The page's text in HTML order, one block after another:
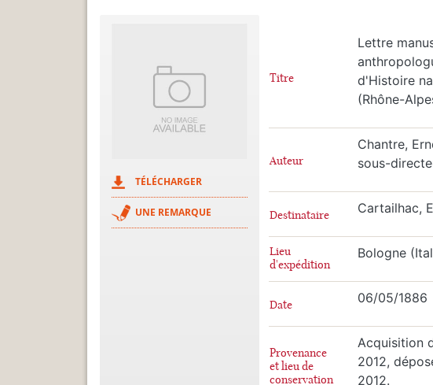
TÉLÉCHARGER
UNE REMARQUE
Titre
Lettre
d'Histoire
(Rhône-
Auteur
Chantre,
sous-
Destinataire Cartailhac,
Lieu
d'expédition
Bologne
Date 06/05/1886
Provenance
et lieu de
conservation
Acquisition
2012,
2012.